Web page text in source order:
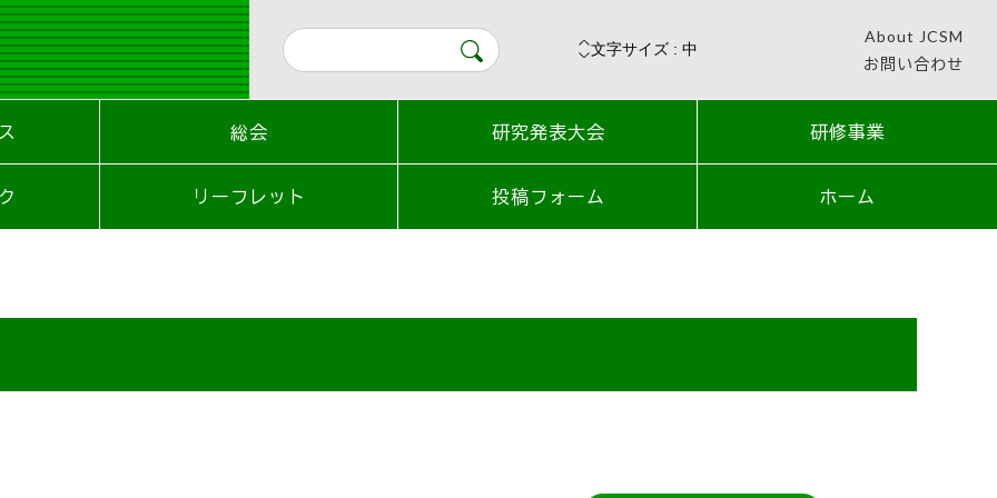
About JCSM
お問い合わせ
総会 研究発表大会 研修事業
リーフレット 投稿フォーム ホーム